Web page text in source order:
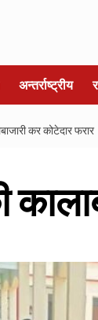
अन्तर्राष्ट्रीय
कर कोटेदार फरार